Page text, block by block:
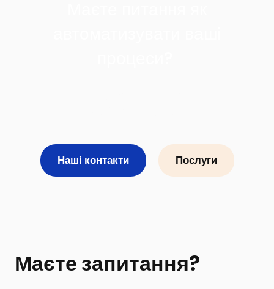
Наші контакти Послуги
Маєте запитання?